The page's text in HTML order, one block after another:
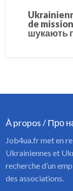
de
шукають
À propos / Про
Job4ua.fr met en
Ukrainiennes et
recherche d’un
des associations.